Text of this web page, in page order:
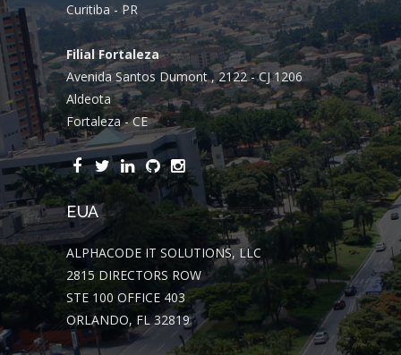
Curitiba - PR
Filial Fortaleza
Avenida Santos Dumont , 2122 - CJ 1206
Aldeota
Fortaleza - CE
EUA
ALPHACODE IT SOLUTIONS, LLC
2815 DIRECTORS ROW
STE 100 OFFICE 403
ORLANDO, FL 32819